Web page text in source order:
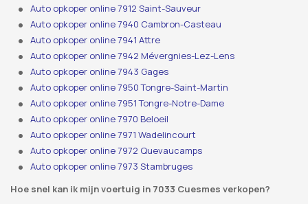
Auto opkoper online 7912 Saint-Sauveur
Auto opkoper online 7940 Cambron-Casteau
Auto opkoper online 7941 Attre
Auto opkoper online 7942 Mévergnies-Lez-Lens
Auto opkoper online 7943 Gages
Auto opkoper online 7950 Tongre-Saint-Martin
Auto opkoper online 7951 Tongre-Notre-Dame
Auto opkoper online 7970 Beloeil
Auto opkoper online 7971 Wadelincourt
Auto opkoper online 7972 Quevaucamps
Auto opkoper online 7973 Stambruges
Hoe snel kan ik mijn voertuig in 7033 Cuesmes verkopen?